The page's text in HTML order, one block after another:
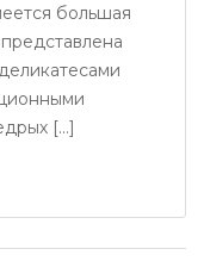
большая
[...]